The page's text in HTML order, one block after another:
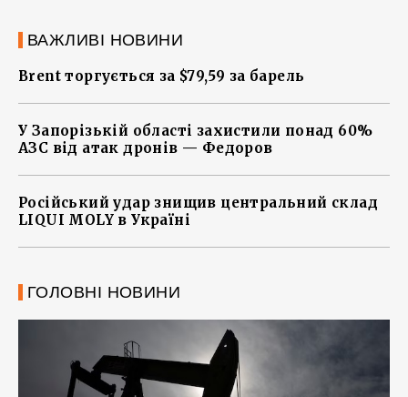
ВАЖЛИВІ НОВИНИ
Brent торгується за $79,59 за барель
У Запорізькій області захистили понад 60%
АЗС від атак дронів — Федоров
Російський удар знищив центральний склад
LIQUI MOLY в Україні
ГОЛОВНІ НОВИНИ